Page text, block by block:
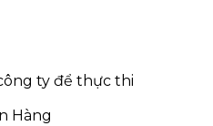
ty để thực thi
Hàng